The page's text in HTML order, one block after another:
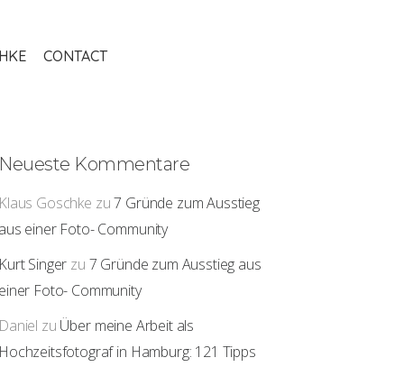
CONTACT
Neueste Kommentare
Klaus Goschke zu7 Gründe zum Ausstieg
aus einer Foto- Community
Kurt Singer zu 7 Gründe zum Ausstieg aus
einer Foto- Community
Daniel zu Über meine Arbeit als
Hochzeitsfotograf in Hamburg: 121 Tipps